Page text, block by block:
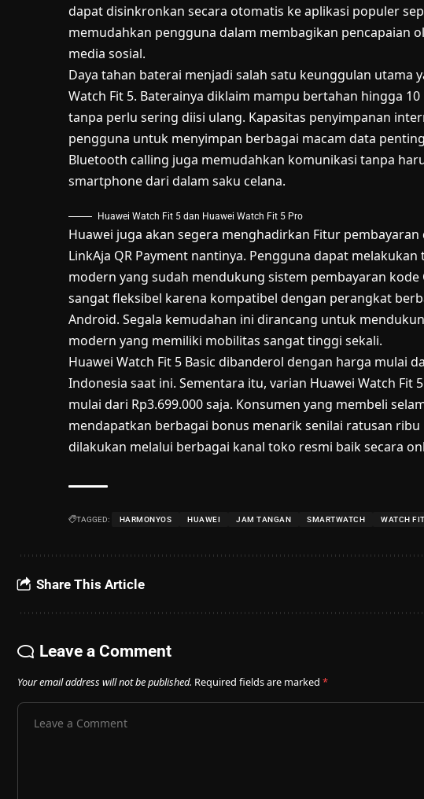
dapat disinkronkan secara otomatis ke aplikasi populer
memudahkan pengguna dalam membagikan pencapaian
media sosial.
Daya tahan baterai menjadi salah satu keunggulan utama
Watch Fit 5. Baterainya diklaim mampu bertahan hingga
tanpa perlu sering diisi ulang. Kapasitas penyimpanan
pengguna untuk menyimpan berbagai macam data
Bluetooth calling juga memudahkan komunikasi tanpa
smartphone dari dalam saku celana.
Huawei Watch Fit 5 dan Huawei Watch Fit 5 Pro
Huawei juga akan segera menghadirkan Fitur
LinkAja QR Payment nantinya. Pengguna dapat
modern yang sudah mendukung sistem pembayaran kode
sangat fleksibel karena kompatibel dengan perangkat
Android. Segala kemudahan ini dirancang untuk
modern yang memiliki mobilitas sangat tinggi sekali.
Huawei Watch Fit 5 Basic dibanderol dengan harga mulai
Indonesia saat ini. Sementara itu, varian Huawei Watch Fit
mulai dari Rp3.699.000 saja. Konsumen yang membeli
mendapatkan berbagai bonus menarik senilai ratusan
dilakukan melalui berbagai kanal toko resmi baik secara
TAGGED: HARMONYOS HUAWEI JAM TANGAN SMARTWATCH WATCH
Share This Article
Leave a Comment
Your email address will not be published. Required fields are marked *